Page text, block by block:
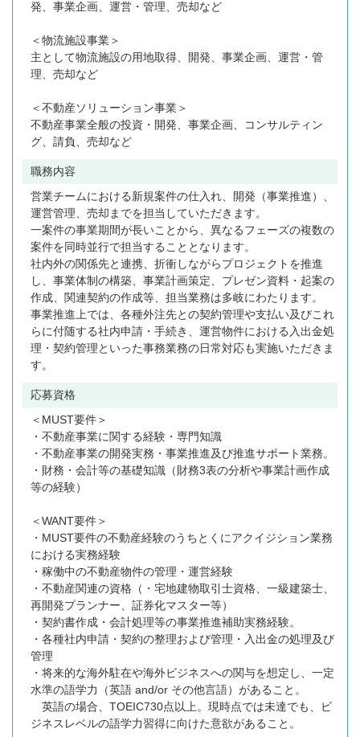
発、事業企画、運営・管理、売却など
＜物流施設事業＞
主として物流施設の用地取得、開発、事業企画、運営・管
理、売却など
＜不動産ソリューション事業＞
不動産事業全般の投資・開発、事業企画、コンサルティン
グ、請負、売却など
職務内容
営業チームにおける新規案件の仕入れ、開発（事業推進）、
運営管理、売却までを担当していただきます。
一案件の事業期間が長いことから、異なるフェーズの複数の
案件を同時並行で担当することとなります。
社内外の関係先と連携、折衝しながらプロジェクトを推進
し、事業体制の構築、事業計画策定、プレゼン資料・起案の
作成、関連契約の作成等、担当業務は多岐にわたります。
事業推進上では、各種外注先との契約管理や支払い及びこれ
らに付随する社内申請・手続き、運営物件における入出金処
理・契約管理といった事務業務の日常対応も実施いただきま
す。
応募資格
＜MUST要件＞
・不動産事業に関する経験・専門知識
・不動産事業の開発実務・事業推進及び推進サポート業務。
・財務・会計等の基礎知識（財務3表の分析や事業計画作成
等の経験）
＜WANT要件＞
・MUST要件の不動産経験のうちとくにアクイジション業務
における実務経験
・稼働中の不動産物件の管理・運営経験
・不動産関連の資格（・宅地建物取引士資格、一級建築士、
再開発プランナー、証券化マスター等）
・契約書作成・会計処理等の事業推進補助実務経験。
・各種社内申請・契約の整理および管理・入出金の処理及び
管理
・将来的な海外駐在や海外ビジネスへの関与を想定し、一定
水準の語学力（英語 and/or その他言語）があること。
英語の場合、TOEIC730点以上。現時点では未達でも、ビ
ジネスレベルの語学力習得に向けた意欲があること。